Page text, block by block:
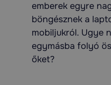
emberek egyre
böngésznek a
mobiljukról. Ugye
egymásba folyó
őket?